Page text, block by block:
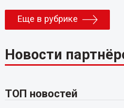
Еще в рубрике
Новости
ТОП новостей